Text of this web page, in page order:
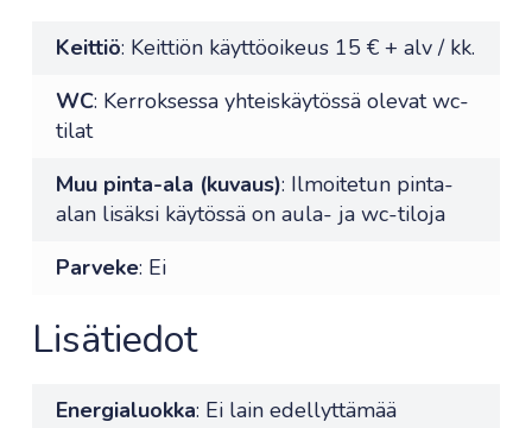
Keittiö: Keittiön käyttöoikeus 15 € + alv / kk.
WC: Kerroksessa yhteiskäytössä olevat wc-
tilat
Muu pinta-ala (kuvaus): Ilmoitetun pinta-
alan lisäksi käytössä on aula- ja wc-tiloja
Parveke: Ei
Lisätiedot
Energialuokka: Ei lain edellyttämää